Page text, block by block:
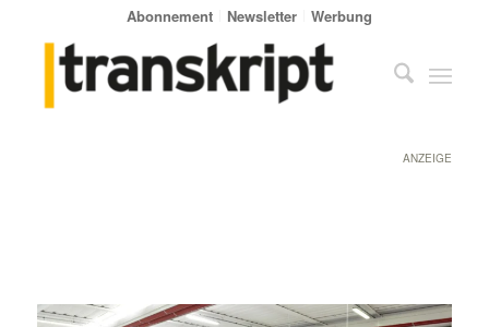
Abonnement Newsletter Werbung
ANZEIGE